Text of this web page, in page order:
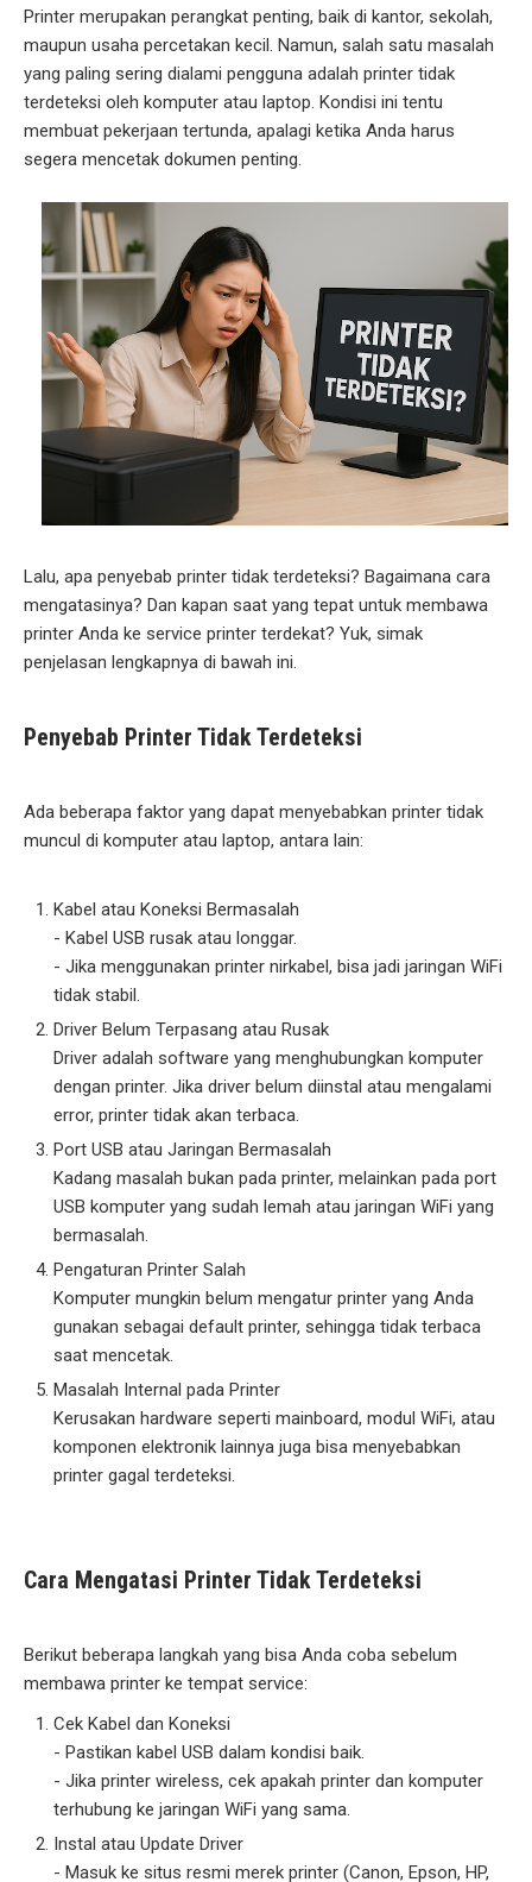
Printer merupakan perangkat penting, baik di kantor, sekolah,
maupun usaha percetakan kecil. Namun, salah satu masalah
yang paling sering dialami pengguna adalah printer tidak
terdeteksi oleh komputer atau laptop. Kondisi ini tentu
membuat pekerjaan tertunda, apalagi ketika Anda harus
segera mencetak dokumen penting.
Lalu, apa penyebab printer tidak terdeteksi? Bagaimana cara
mengatasinya? Dan kapan saat yang tepat untuk membawa
printer Anda ke service printer terdekat? Yuk, simak
penjelasan lengkapnya di bawah ini.
Penyebab Printer Tidak Terdeteksi
Ada beberapa faktor yang dapat menyebabkan printer tidak
muncul di komputer atau laptop, antara lain:
Kabel atau Koneksi Bermasalah
- Kabel USB rusak atau longgar.
- Jika menggunakan printer nirkabel, bisa jadi jaringan WiFi
tidak stabil.
Driver Belum Terpasang atau Rusak
Driver adalah software yang menghubungkan komputer
dengan printer. Jika driver belum diinstal atau mengalami
error, printer tidak akan terbaca.
Port USB atau Jaringan Bermasalah
Kadang masalah bukan pada printer, melainkan pada port
USB komputer yang sudah lemah atau jaringan WiFi yang
bermasalah.
Pengaturan Printer Salah
Komputer mungkin belum mengatur printer yang Anda
gunakan sebagai default printer, sehingga tidak terbaca
saat mencetak.
Masalah Internal pada Printer
Kerusakan hardware seperti mainboard, modul WiFi, atau
komponen elektronik lainnya juga bisa menyebabkan
printer gagal terdeteksi.
Cara Mengatasi Printer Tidak Terdeteksi
Berikut beberapa langkah yang bisa Anda coba sebelum
membawa printer ke tempat service:
Cek Kabel dan Koneksi
- Pastikan kabel USB dalam kondisi baik.
- Jika printer wireless, cek apakah printer dan komputer
terhubung ke jaringan WiFi yang sama.
Instal atau Update Driver
- Masuk ke situs resmi merek printer (Canon, Epson, HP,